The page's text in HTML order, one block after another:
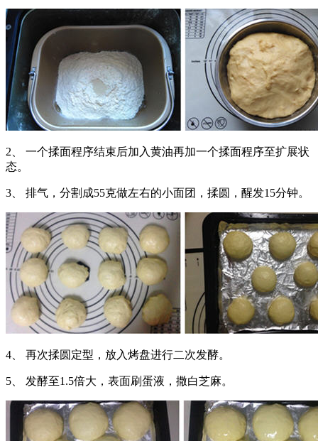
2、 一个揉面程序结束后加入黄油再加一个揉面程序至扩展状
态。
3、 排气，分割成55克做左右的小面团，揉圆，醒发15分钟。
4、 再次揉圆定型，放入烤盘进行二次发酵。
5、 发酵至1.5倍大，表面刷蛋液，撒白芝麻。